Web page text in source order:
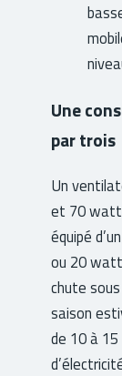
Une
par trois
Un
et 70
équipé
ou 20
chute
saison
de 10 à